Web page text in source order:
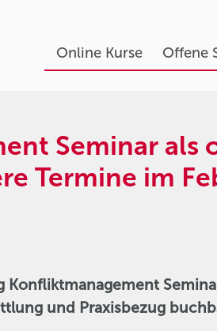
Online Kurse Offene
Seminar als
Termine im
und Praxisbezug